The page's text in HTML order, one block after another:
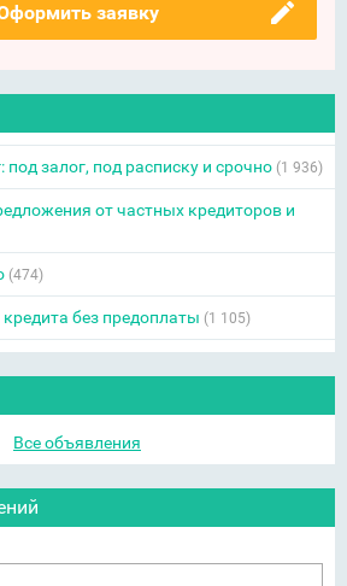
заявку
под залог, под расписку и срочно (1 936)
от частных кредиторов и
(474)
без предоплаты (1 105)
Все объявления